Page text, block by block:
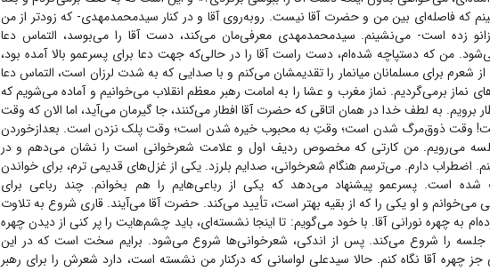
که فاصله‌ای بین من و حضرت آقا نیست. روبه‌روی آقا و در کنار سیدمحمدمهدی- که زودتر از من
زده است- می‌نشینم. سیدمحمدمهدی معرفی‌مان می‌کند، دست آقا را می‌بوسد، التماس دعا
من که دستپاچه شده‌ام، دست راست آقا را در حالی‌که جهت دعا برای پسرعمو بالا آمده بود،
شعرم برای مسلمانان میانمار را تقدیمشان می‌کنم و با صدایی که به شدت لرزان است، التماس دعا
نماز برمی‌گردیم. نماز مغرب و عشا را به امامت رهبر معظم انقلاب می‌خوانیم و آماده می‌شویم که
به لطف خدا در همان اتاقی که حضرت آقا افطار می‌کنند، جا گیرمان می‌آید، اما الان که وقت
وقت ذوق‌مرگ شدن است؛ وقتِ به محبوب خیره شدن است؛ وقت پلک نزدن است. بعدازخوردن
می‌رویم. من کارتی که مخصوص ردیف اول و علامت شعرخوانی است را نشان می‌دهم و در
اضطراب دارم. می‌ترسم هنگام شعرخوانی، صدایم بلرزد. یکی از غزل‌های قدیمی ترم، برای خواندن
شده است. پسرعمو پیشنهاد می‌دهد که یکی از رباعی‌هایم را هم بخوانم. چند رباعی برای
و او یکی را که از بقیه بهتر است، تأیید می‌کند. حضرت آقا می‌آیند. قاری شروع به تلاوت
به چهره نورانی آقا. با خود می‌گویم: تا اینجا نشسته‌ای، باید چشم‌هایت را پر کنی از دیدن چهره
جلسه را شروع می‌کند. پس از اندکی، شعرخوانی‌ها شروع می‌شود. برایم سخت است که در این
چهره آقا نگاه کنم. حالا سیدعلی لواسانی که درکنار من نشسته است، دارد شعرش را برای رهبر